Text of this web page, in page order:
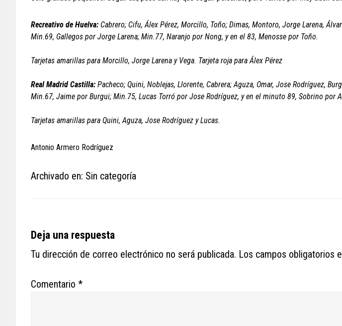
Recreativo de Huelva: Cabrero; Cifu, Álex Pérez, Morcillo, Toño; Dimas, Montoro, Jorge Larena,
Min.69, Gallegos por Jorge Larena; Min.77, Naranjo por Nong, y en el 83, Menosse por Toño.
Tarjetas amarillas para Morcillo, Jorge Larena y Vega. Tarjeta roja para Álex Pérez
Real Madrid Castilla: Pacheco; Quini, Noblejas, Llorente, Cabrera; Aguza, Omar, Jose Rodríguez,
Min.67, Jaime por Burgui; Min.75, Lucas Torró por Jose Rodríguez, y en el minuto 89, Sobrino por
Tarjetas amarillas para Quini, Aguza, Jose Rodríguez y Lucas.
Antonio Armero Rodríguez
Archivado en: Sin categoría
Reader
Interactions
Deja una respuesta
Tu dirección de correo electrónico no será publicada. Los campos obligatorios
Comentario *